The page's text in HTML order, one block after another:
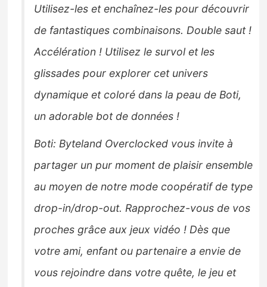
Utilisez-les et enchaînez-les pour découvrir
de fantastiques combinaisons. Double saut !
Accélération ! Utilisez le survol et les
glissades pour explorer cet univers
dynamique et coloré dans la peau de Boti,
un adorable bot de données !
Boti: Byteland Overclocked vous invite à
partager un pur moment de plaisir ensemble
au moyen de notre mode coopératif de type
drop-in/drop-out. Rapprochez-vous de vos
proches grâce aux jeux vidéo ! Dès que
votre ami, enfant ou partenaire a envie de
vous rejoindre dans votre quête, le jeu et